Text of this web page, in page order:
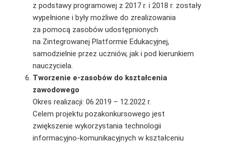
z podstawy programowej z 2017 r. i 2018 r. zostały
wypełnione i były możliwe do zrealizowania
za pomocą zasobów udostępnionych
na Zintegrowanej Platformie Edukacyjnej,
samodzielnie przez uczniów, jak i pod kierunkiem
nauczyciela.
Tworzenie e-zasobów do kształcenia
zawodowego
Okres realizacji: 06.2019 – 12.2022 r.
Celem projektu pozakonkursowego jest
zwiększenie wykorzystania technologii
informacyjno-komunikacyjnych w kształceniu